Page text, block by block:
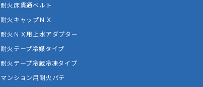
耐火床貫通ベルト
耐火キャップＮＸ
耐火ＮＸ用止水アダプター
耐火テープ冷媒タイプ
耐火テープ冷蔵冷凍タイプ
マンション用耐火パテ